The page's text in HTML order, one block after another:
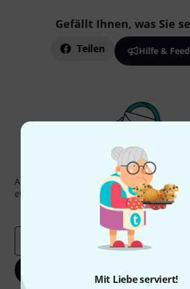
Mit Liebe serviert!
Gefällt Ihnen, was Sie
Teilen Hilfe &
Thomann Newsletter
Abonniere den Thomann Newsletter und
etwas Glück einen von
50 Gutscheinen
Inspirierende Beiträge
Deals